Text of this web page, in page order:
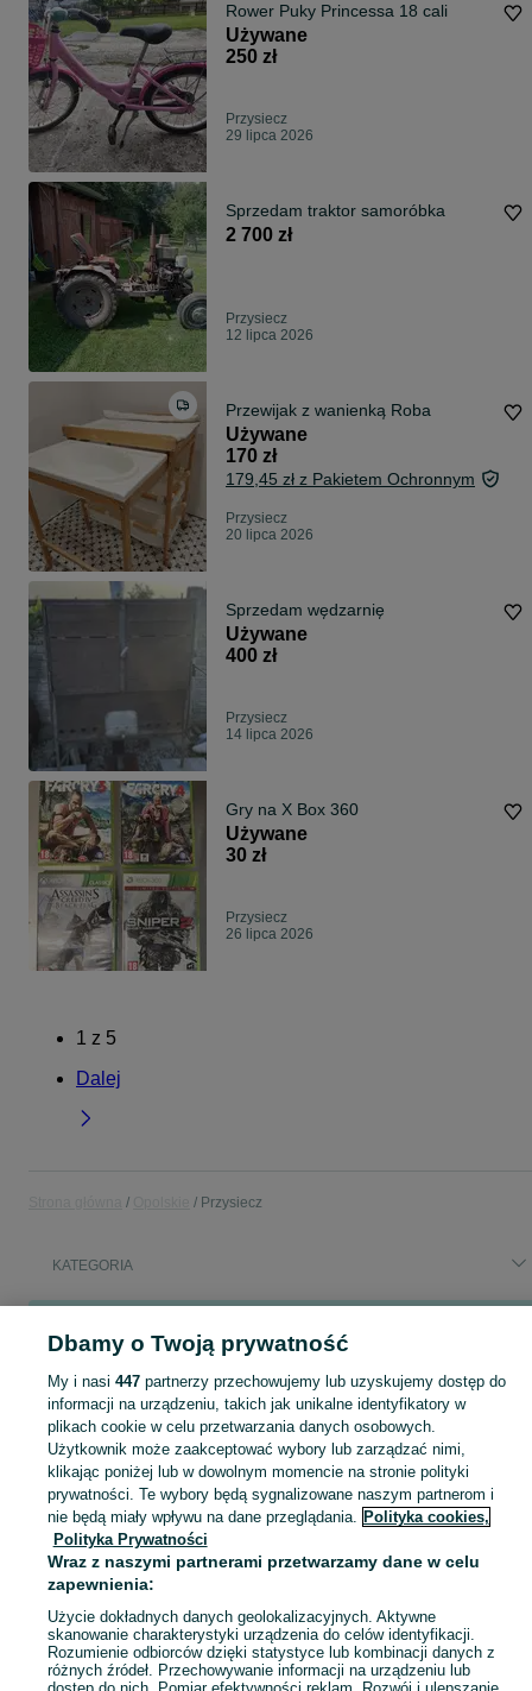
Rower Puky Princessa 18 cali
Używane
250 zł
Przysiecz
29 lipca 2026
Sprzedam traktor samoróbka
2 700 zł
Przysiecz
12 lipca 2026
Przewijak z wanienką Roba
Używane
170 zł
179,45 zł z Pakietem Ochronnym
Przysiecz
20 lipca 2026
Sprzedam wędzarnię
Używane
400 zł
Przysiecz
14 lipca 2026
Gry na X Box 360
Używane
30 zł
Przysiecz
26 lipca 2026
1 z 5
Dalej
Przysiecz
KATEGORIA
chulajnoga elektryczna kukirin g2 max
chulajnoga elektryczna kukirin g2 max
Pojazdy elektryczne
chulajnoga elektryczna kukirin g2 max
Sport i Hobby
Zobacz
Mapa kategorii
Mapa miejscowości
Mapa ministron
Popularne wyszukiwania
Dbamy o Twoją prywatność
My i nasi 447partnerzy przechowujemy lub uzyskujemy dostęp do
informacji na urządzeniu, takich jak unikalne identyfikatory w
plikach cookie w celu przetwarzania danych osobowych.
Użytkownik może zaakceptować wybory lub zarządzać nimi,
klikając poniżej lub w dowolnym momencie na stronie polityki
prywatności. Te wybory będą sygnalizowane naszym partnerom i
nie będą miały wpływu na dane przeglądania. Polityka cookies,
Polityka Prywatności
Wraz z naszymi partnerami przetwarzamy dane w celu
zapewnienia:
Użycie dokładnych danych geolokalizacyjnych. Aktywne
skanowanie charakterystyki urządzenia do celów identyfikacji.
Rozumienie odbiorców dzięki statystyce lub kombinacji danych z
różnych źródeł. Przechowywanie informacji na urządzeniu lub